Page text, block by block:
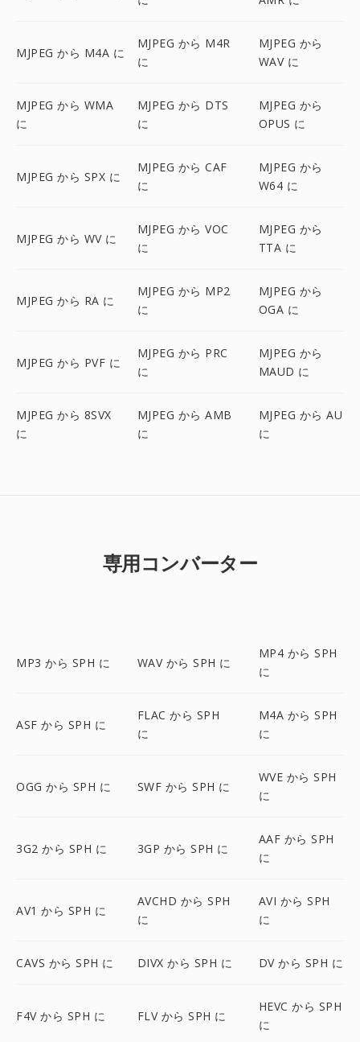
MJPEG から M4A に
MJPEG から M4R
に
MJPEG から
WAV に
MJPEG から WMA
に
MJPEG から DTS
に
MJPEG から
OPUS に
MJPEG から SPX に
MJPEG から CAF
に
MJPEG から
W64 に
MJPEG から WV に
MJPEG から VOC
に
MJPEG から
TTA に
MJPEG から RA に
MJPEG から MP2
に
MJPEG から
OGA に
MJPEG から PVF に
MJPEG から PRC
に
MJPEG から
MAUD に
MJPEG から 8SVX
に
MJPEG から AMB
に
MJPEG から AU
に
専用コンバーター
MP3 から SPH に WAV から SPH に
MP4 から SPH
に
ASF から SPH に
FLAC から SPH
に
M4A から SPH
に
OGG から SPH に SWF から SPH に
WVE から SPH
に
3G2 から SPH に 3GP から SPH に
AAF から SPH
に
AV1 から SPH に
AVCHD から SPH
に
AVI から SPH
に
CAVS から SPH に DIVX から SPH に DV から SPH に
F4V から SPH に FLV から SPH に
HEVC から SPH
に